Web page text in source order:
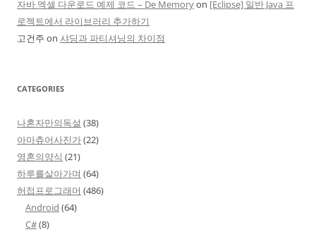
자바 엑셀 다운로드 예제 코드 – De Memoryon [Eclipse] 일반 Java 프
로젝트에서 라이브러리 추가하기
고건주 on 샤딩과 파티셔닝의 차이점
CATEGORIES
나혼자만의독설 (38)
아마츄어사진가(22)
영혼의양식 (21)
하루를살아가며 (64)
허접프로그래머 (486)
Android (64)
C#(8)